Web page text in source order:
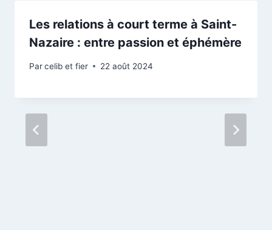
Les relations à court terme à Saint-
Nazaire : entre passion et éphémère
Parcelib et fier 22 août 2024